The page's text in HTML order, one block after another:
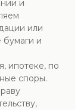
и
или
бумаги и
ипотеке, по
споры.